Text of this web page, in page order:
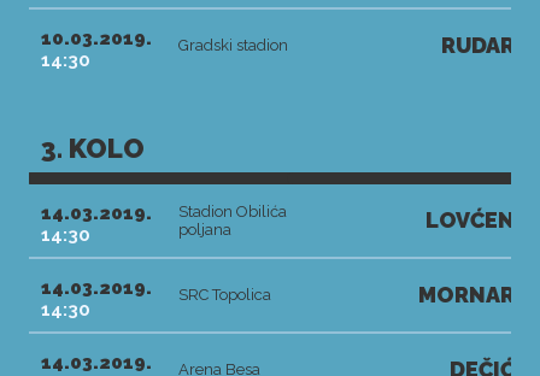
10.03.2019.
14:30
Gradski stadion RUDAR
3. KOLO
14.03.2019.
14:30
Stadion Obilića
poljana
LOVĆEN
14.03.2019.
14:30
SRC Topolica MORNAR
14.03.2019.
Arena Besa DEČIĆ